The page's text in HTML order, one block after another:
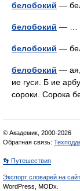
белобокий —
белобокий — …
белобокий —
белобокий —
ие гуси. Б ие
сороки. Сорока
© Академик, 2000-2026
Обратная связь:
👣 Путешествия
Экспорт словарей на
WordPress, MODx.